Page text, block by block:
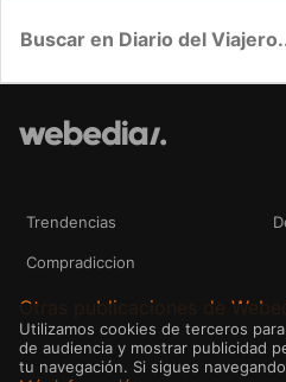
Trendencias
Compradiccion
Otras publicaciones de
Utilizamos cookies de terceros
de audiencia y mostrar publicidad
tu navegación. Si sigues